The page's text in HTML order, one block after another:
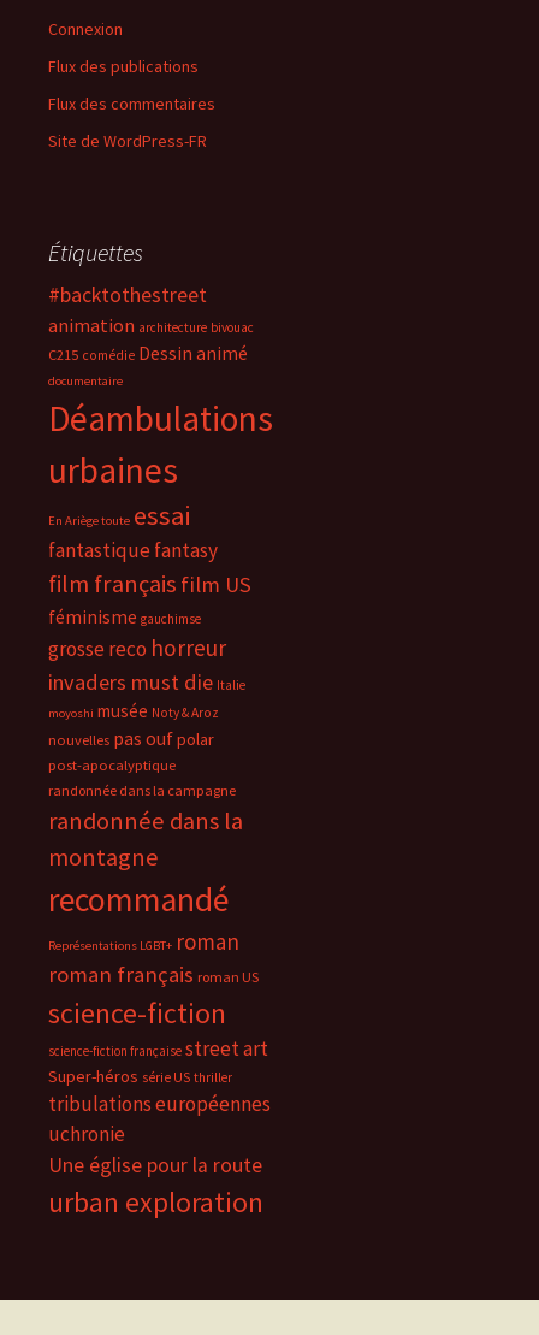
Connexion
Flux des publications
Flux des commentaires
Site de WordPress-FR
Étiquettes
#backtothestreet
animation architecture bivouac
C215 comédie Dessin animé
documentaire
Déambulations
urbaines
En Ariège toute essai
fantastiquefantasy
film français film US
féminisme gauchimse
grosse reco horreur
invaders must die Italie
moyoshi musée Noty & Aroz
nouvelles pas oufpolar
post-apocalyptique
randonnée dans la campagne
randonnée dans la
montagne
recommandé
Représentations LGBT+ roman
roman français roman US
science-fiction
science-fiction française street art
Super-héros série US thriller
tribulations européennes
uchronie
Une église pour la route
urban exploration